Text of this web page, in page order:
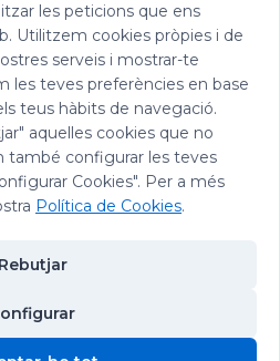
les peticions que ens
Utilitzem cookies pròpies i de
serveis i mostrar-te
les teves preferències en base
teus hàbits de navegació.
aquelles cookies que no
també configurar les teves
Cookies". Per a més
Política de Cookies.
Rebutjar